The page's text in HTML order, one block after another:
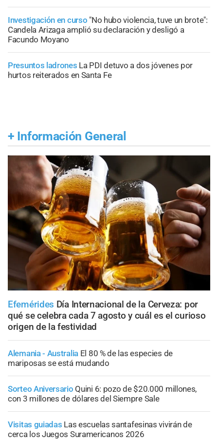
Investigación en curso "No hubo violencia, tuve un brote":
Candela Arizaga amplió su declaración y desligó a
Facundo Moyano
Presuntos ladrones La PDI detuvo a dos jóvenes por
hurtos reiterados en Santa Fe
+ Información General
Efemérides Día Internacional de la Cerveza: por
qué se celebra cada 7 agosto y cuál es el curioso
origen de la festividad
Alemania - Australia El 80 % de las especies de
mariposas se está mudando
Sorteo Aniversario Quini 6: pozo de $20.000 millones,
con 3 millones de dólares del Siempre Sale
Visitas guiadas Las escuelas santafesinas vivirán de
cerca los Juegos Suramericanos 2026